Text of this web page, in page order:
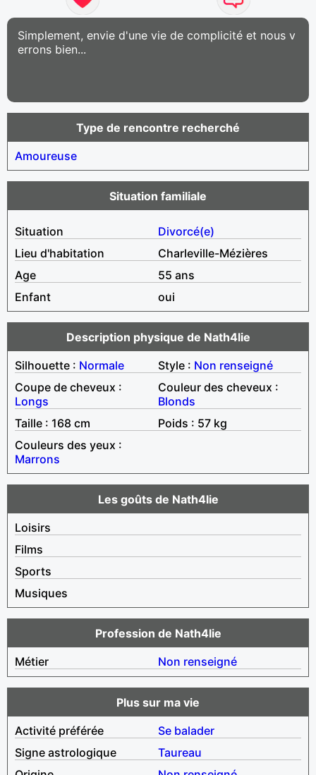
Simplement, envie d'une vie de complicité et nous v
errons bien...
Type de rencontre recherché
Amoureuse
Situation familiale
Situation
Divorcé(e)
Lieu d'habitation
Charleville-Mézières
Age
55 ans
Enfant
oui
Description physique de Nath4lie
Silhouette : Normale Style : Non renseigné
Coupe de cheveux :
Longs
Couleur des cheveux :
Blonds
Taille : 168 cm
Poids : 57 kg
Couleurs des yeux :
Marrons
Les goûts de Nath4lie
Loisirs
Films
Sports
Musiques
Profession de Nath4lie
Métier
Non renseigné
Plus sur ma vie
Activité préférée
Se balader
Signe astrologique
Taureau